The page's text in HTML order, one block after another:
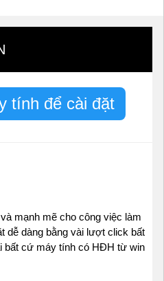
tính để cài đặt
mạnh mẽ cho công việc làm
dễ dàng bằng vài lượt click bất
bất cứ máy tính có HĐH từ win